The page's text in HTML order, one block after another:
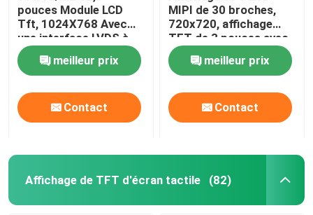
pouces Module LCD
Tft, 1024X768 Avec
une interface LVDS à
20 broches
meilleur prix
Contact
MIPI de 30 broches,
720x720, affichage
TFT de 3 pouces avec
angle de vue libre
meilleur prix
Contact
Affichage de TFT d'écran tactile (82)